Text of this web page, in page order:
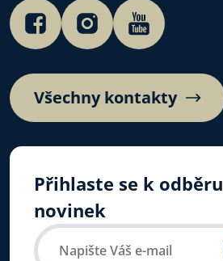
Všechny kontakty
Přihlaste se k odběru
novinek